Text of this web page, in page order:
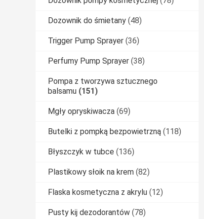
Dozownik do śmietany (48)
Trigger Pump Sprayer (36)
Perfumy Pump Sprayer (38)
Pompa z tworzywa sztucznego
balsamu (151)
Mgły opryskiwacza (69)
Butelki z pompką bezpowietrzną (118)
Błyszczyk w tubce (136)
Plastikowy słoik na krem (82)
Flaska kosmetyczna z akrylu (12)
Pusty kij dezodorantów (78)